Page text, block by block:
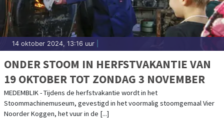
14 oktober 2024, 13:16 uur
ONDER STOOM IN HERFSTVAKANTIE VAN
19 OKTOBER TOT ZONDAG 3 NOVEMBER
MEDEMBLIK - Tijdens de herfstvakantie wordt in het
Stoommachinemuseum, gevestigd in het voormalig stoomgemaal Vier
Noorder Koggen, het vuur in de [...]